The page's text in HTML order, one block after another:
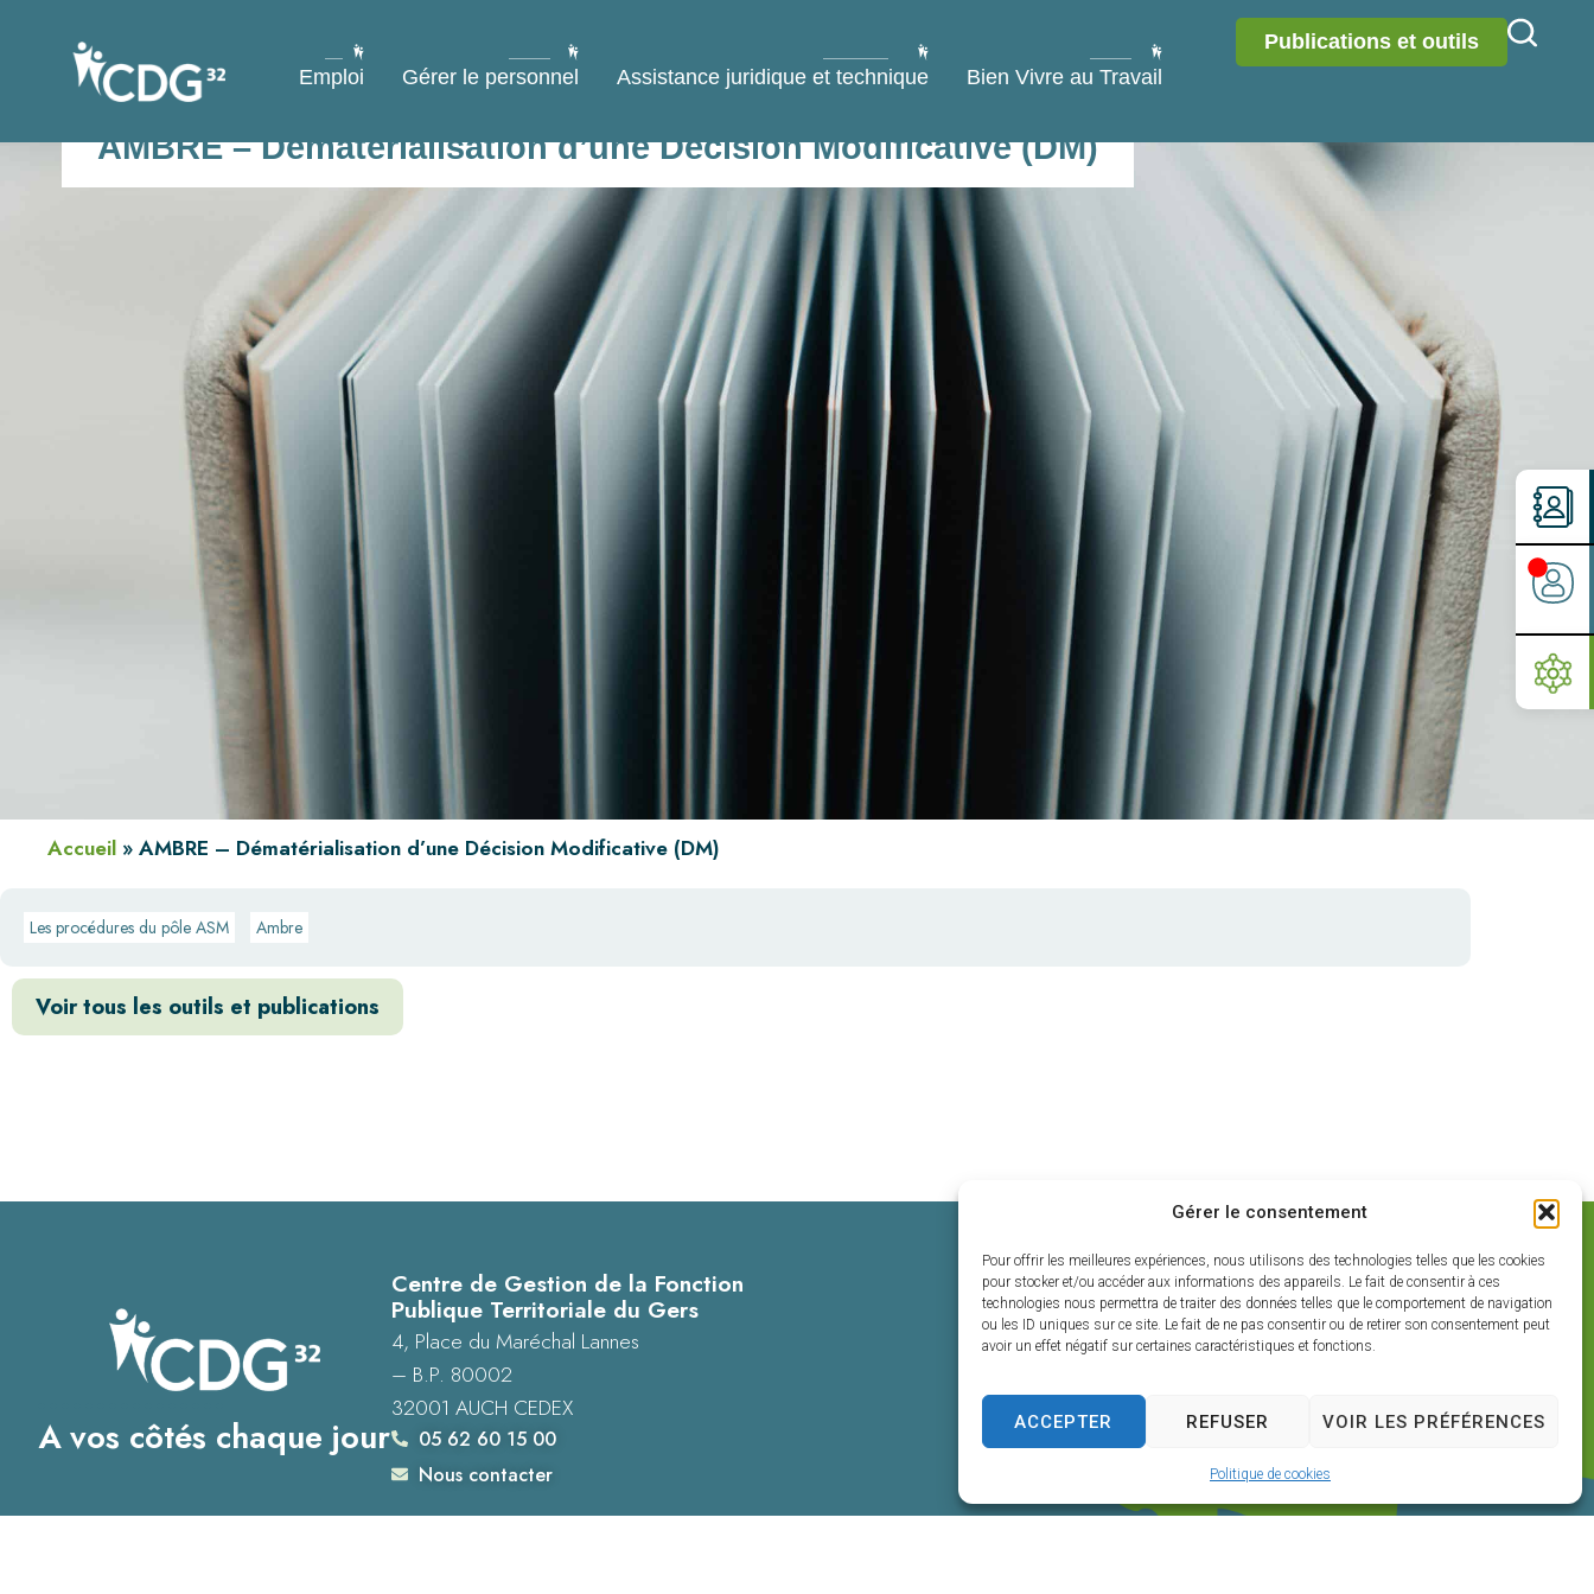
Gérer le consentement
Pour offrir les meilleures expériences, nous utilisons des technologies telles que les cookies
pour stocker et/ou accéder aux informations des appareils. Le fait de consentir à ces
technologies nous permettra de traiter des données telles que le comportement de navigation
ou les ID uniques sur ce site. Le fait de ne pas consentir ou de retirer son consentement peut
avoir un effet négatif sur certaines caractéristiques et fonctions.
ACCEPTER REFUSER VOIR LES PRÉFÉRENCES
Politique de cookies
Emploi Gérer le personnel Assistance juridique et technique Bien Vivre au Travail
Publications et outils
AMBRE – Dématérialisation d’une Décision Modificative (DM)
Accueil »AMBRE – Dématérialisation d’une Décision Modificative (DM)
Les procédures du pôle ASM Ambre
Voir tous les outils et publications
A vos côtés chaque jour
Centre de Gestion de la Fonction
Publique Territoriale du Gers
4, Place du Maréchal Lannes
– B.P. 80002
32001 AUCH CEDEX
05 62 60 15 00
Nous contacter